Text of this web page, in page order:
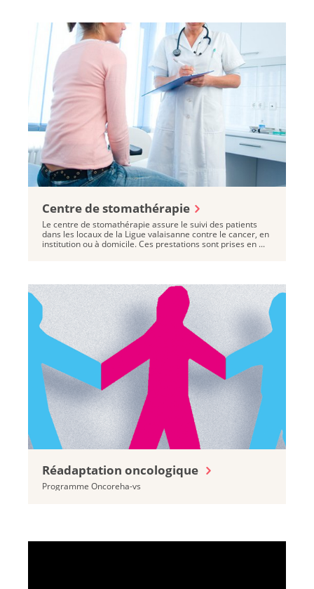
Centre de stomathérapie
Le centre de stomathérapie assure le suivi des patients
dans les locaux de la Ligue valaisanne contre le cancer, en
institution ou à domicile. Ces prestations sont prises en ...
Réadaptation oncologique
Programme Oncoreha-vs